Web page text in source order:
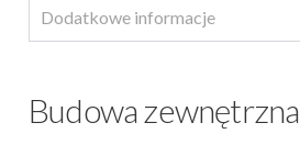
Dodatkowe informacje
Budowa zewnętrzna